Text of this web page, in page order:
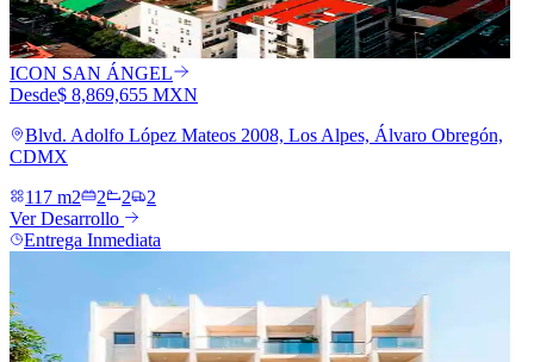
ICON SAN ÁNGEL
Desde$ 8,869,655 MXN
Blvd. Adolfo López Mateos 2008, Los Alpes, Álvaro Obregón,
CDMX
117 m2
2 2
2
Ver Desarrollo
Entrega Inmediata